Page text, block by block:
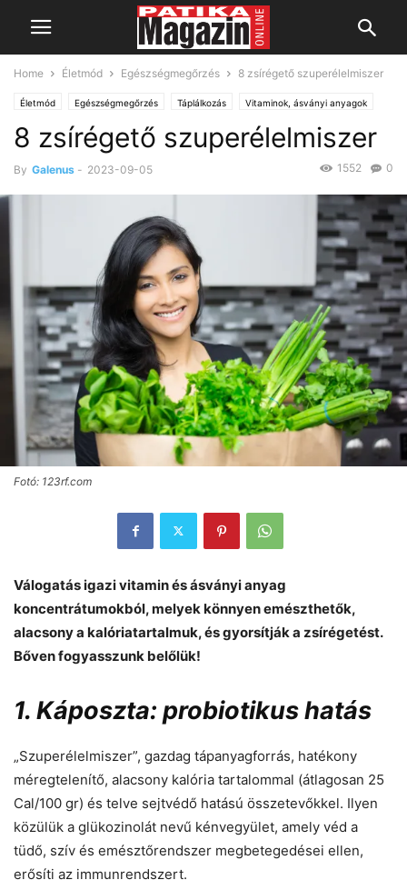
Home Életmód Egészségmegőrzés 8 zsírégető szuperélelmiszer
Életmód Egészségmegőrzés Táplálkozás Vitaminok, ásványi anyagok
8 zsírégető szuperélelmiszer
By Galenus - 2023-09-05 0
1552
Fotó: 123rf.com
Válogatás igazi vitamin és ásványi anyag
koncentrátumokból, melyek könnyen emészthetők,
alacsony a kalóriatartalmuk, és gyorsítják a zsírégetést.
Bőven fogyasszunk belőlük!
1. Káposzta: probiotikus hatás
„Szuperélelmiszer”, gazdag tápanyagforrás, hatékony
méregtelenítő, alacsony kalória tartalommal (átlagosan 25
Cal/100 gr) és telve sejtvédő hatású összetevőkkel. Ilyen
közülük a glükozinolát nevű kénvegyület, amely véd a
tüdő, szív és emésztőrendszer megbetegedései ellen,
erősíti az immunrendszert.